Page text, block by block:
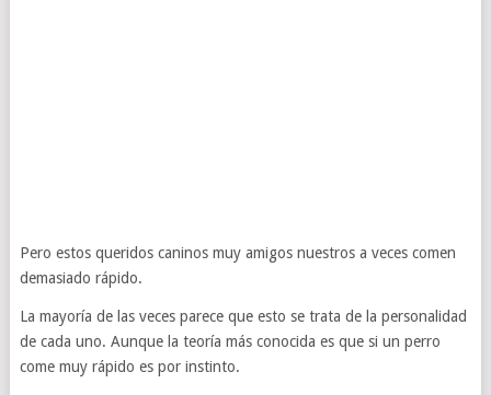
Pero estos queridos caninos muy amigos nuestros a veces comen
demasiado rápido.
La mayoría de las veces parece que esto se trata de la personalidad
de cada uno. Aunque la teoría más conocida es que si un perro
come muy rápido es por instinto.